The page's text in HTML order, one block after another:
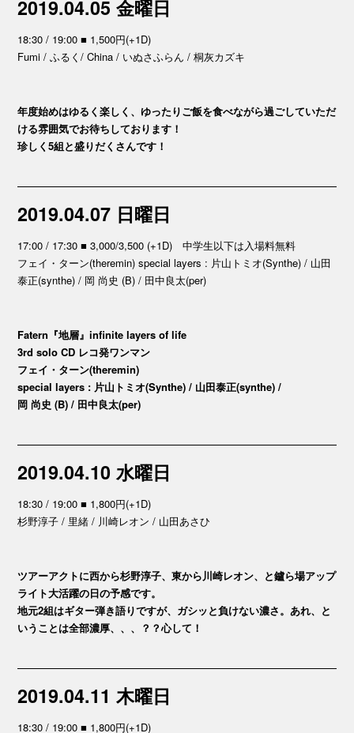
2019.04.05 金曜日
18:30 / 19:00 ■ 1,500円(+1D)
Fumi / ふるく/ China / いぬさふらん / 桐灰カズキ
年度始めはゆるく楽しく、ゆったりご飯を食べながら過ごしていただ
ける雰囲気でお待ちしております！
珍しく5組と盛りだくさんです！
2019.04.07 日曜日
17:00 / 17:30 ■ 3,000/3,500 (+1D) 中学生以下は入場料無料
フェイ・ターン(theremin) special layers : 片山トミオ(Synthe) / 山田
泰正(synthe) / 岡 尚史 (B) / 田中良太(per)
Fatern『地層』infinite layers of life
3rd solo CD レコ発ワンマン
フェイ・ターン(theremin)
special layers : 片山トミオ(Synthe) / 山田泰正(synthe) /
岡 尚史 (B) / 田中良太(per)
2019.04.10 水曜日
18:30 / 19:00 ■ 1,800円(+1D)
杉野淳子 / 里緒 / 川崎レオン / 山田あさひ
ツアーアクトに西から杉野淳子、東から川崎レオン、と鑪ら場アップ
ライト大活躍の日の予感です。
地元2組はギター弾き語りですが、ガシッと負けない濃さ。あれ、と
いうことは全部濃厚、、、？？心して！
2019.04.11 木曜日
18:30 / 19:00 ■ 1,800円(+1D)